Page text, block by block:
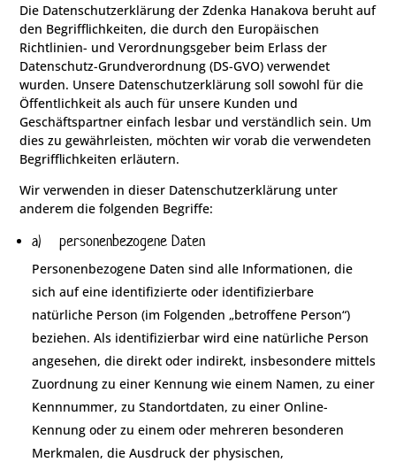
Die Datenschutzerklärung der Zdenka Hanakova beruht auf
den Begrifflichkeiten, die durch den Europäischen
Richtlinien- und Verordnungsgeber beim Erlass der
Datenschutz-Grundverordnung (DS-GVO) verwendet
wurden. Unsere Datenschutzerklärung soll sowohl für die
Öffentlichkeit als auch für unsere Kunden und
Geschäftspartner einfach lesbar und verständlich sein. Um
dies zu gewährleisten, möchten wir vorab die verwendeten
Begrifflichkeiten erläutern.
Wir verwenden in dieser Datenschutzerklärung unter
anderem die folgenden Begriffe:
a) personenbezogene Daten
Personenbezogene Daten sind alle Informationen, die
sich auf eine identifizierte oder identifizierbare
natürliche Person (im Folgenden „betroffene Person“)
beziehen. Als identifizierbar wird eine natürliche Person
angesehen, die direkt oder indirekt, insbesondere mittels
Zuordnung zu einer Kennung wie einem Namen, zu einer
Kennnummer, zu Standortdaten, zu einer Online-
Kennung oder zu einem oder mehreren besonderen
Merkmalen, die Ausdruck der physischen,